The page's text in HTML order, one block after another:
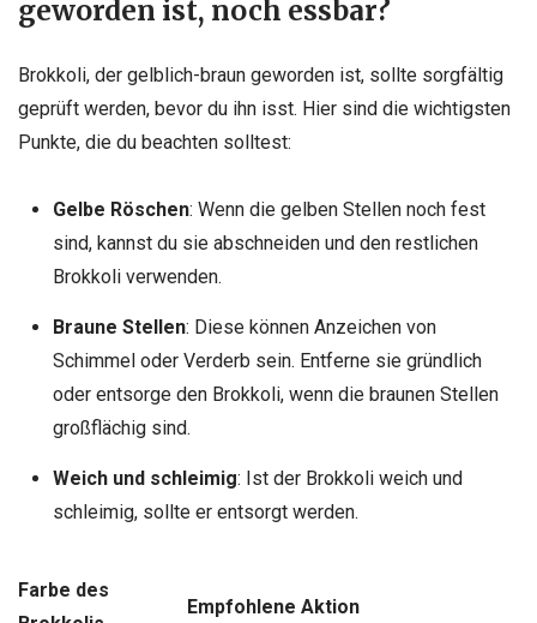
geworden ist, noch essbar?
Brokkoli, der gelblich-braun geworden ist, sollte sorgfältig
geprüft werden, bevor du ihn isst. Hier sind die wichtigsten
Punkte, die du beachten solltest:
Gelbe Röschen: Wenn die gelben Stellen noch fest
sind, kannst du sie abschneiden und den restlichen
Brokkoli verwenden.
Braune Stellen: Diese können Anzeichen von
Schimmel oder Verderb sein. Entferne sie gründlich
oder entsorge den Brokkoli, wenn die braunen Stellen
großflächig sind.
Weich und schleimig: Ist der Brokkoli weich und
schleimig, sollte er entsorgt werden.
Farbe des
Empfohlene Aktion